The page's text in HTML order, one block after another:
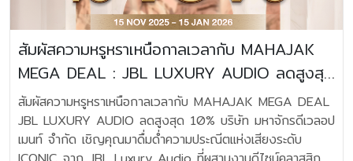
ทำให้ประสบการณ์เสียงระดับโลกเข้ามาเป็นส่วนหนึ่งของชีวิตผู้คน
ในประเทศไทยอย่างต่อเนื่อง คือความตั้งใจของพันธมิตรที่อยู่
เบื้องหลังการถ่ายทอดแบรนด์สู่ประเทศไทยอย่าง บริษัท มหาจัก
รดีเวลอปเมนท์ จำกัด ที่ปัจจุบันได้ครบรอบ 55 ปีอย่างทรงพลัง
ด้านคุณเกษมสิน กาญจนชัยภูมิ ประธานเจ้าหน้าที่บริหารบริษัท
มหาจักรดีเวลอปเมนท์ จำกัด จึงได้กล่าวถึงวาระครบรอบ 55 ปี
ครั้งนี้ว่า “ตลอด 55 ปีที่ผ่านมา มหาจักรเติบโตเคียงข้างการใช้
ชีวิตของผู้คน ผ่านเสียงเพลงและความบันเทิงที่อยู่ในบ้านของ
หลายครอบครัว จากยุคเครื่องเสียงตั้งพื้นสู่ลำโพงอัจฉริยะที่เชื่อม
ครบวงจรสำหรับองค์กร ไม่ว่าจะเป็น EcoFleet
Management ที่ช่วยบริหารจัดการต้นทุนและเพิ่มประสิทธิภาพ
เครือข่ายงานพิมพ์ โซลูชันเครื่องพิมพ์ฉลากสี รวมถึงโซลูชันหุ่น
ยนต์อุตสาหกรรม ในขณะเดียวกัน ตลาดเครื่องพิมพ์เชิงพาณิชย์
และอุตสาหกรรมยังคงเติบโตอย่างต่อเนื่องในปีที่ผ่านมา โดย
บริษัทฯ ได้เปิดตัวผลิตภัณฑ์ใหม่ในกลุ่ม SureColor ทั้ง
เครื่องพิมพ์ป้ายโฆษณาและงานสิ่งทอ ซึ่งได้รับการตอบรับที่ดี
จากผู้ประกอบการที่รอคอยเทคโนโลยีรุ่นล่าสุด พร้อมกันนี้ เอปสัน
อพยพของวิลเดอบีสต์มาหลายครั้ง และมันยังคงทำให้ผมทึ่งเสมอ
สิ่งที่ดึงดูดสายตาในครั้งนี้คือวิลเดอบีสต์ตัวหนึ่งที่หันกลับมา
ท่ามกลางความโกลาหล และผมรู้ทันทีว่านี่คือภาพที่ผมต้องการ
ถ่าย” วิลเลียม ชัว มร.ซิ่ว จิน เกียด กรรมการผู้จัดการภูมิภาค
เอปสัน เอเชียตะวันออกเฉียงใต้ “นี่เป็นปีที่สองที่เอปสัน เอเชีย
ตะวัน ออกเฉียงใต้ให้การสนับสนุนเวที Epson International
Pano Awards และเรายินดีอย่างยิ่งที่ได้เห็นการมีส่วนร่วมอย่าง
เข้มแข็งจากช่างภาพในภูมิภาค ผลงานเหล่านี้สะท้อนพลังความคิด
สัมผัสความหรูหราเหนือกาลเวลากับ MAHAJAK
MEGA DEAL : JBL LUXURY AUDIO ลดสูงสุด
10%
สัมผัสความหรูหราเหนือกาลเวลากับ MAHAJAK MEGA DEAL
JBL LUXURY AUDIO ลดสูงสุด 10% บริษัท มหาจักรดีเวลอป
เมนท์ จำกัด เชิญคุณมาดื่มด่ำความประณีตแห่งเสียงระดับ